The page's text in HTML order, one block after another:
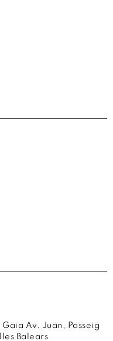
Gaia Av. Juan, Passeig
Balears